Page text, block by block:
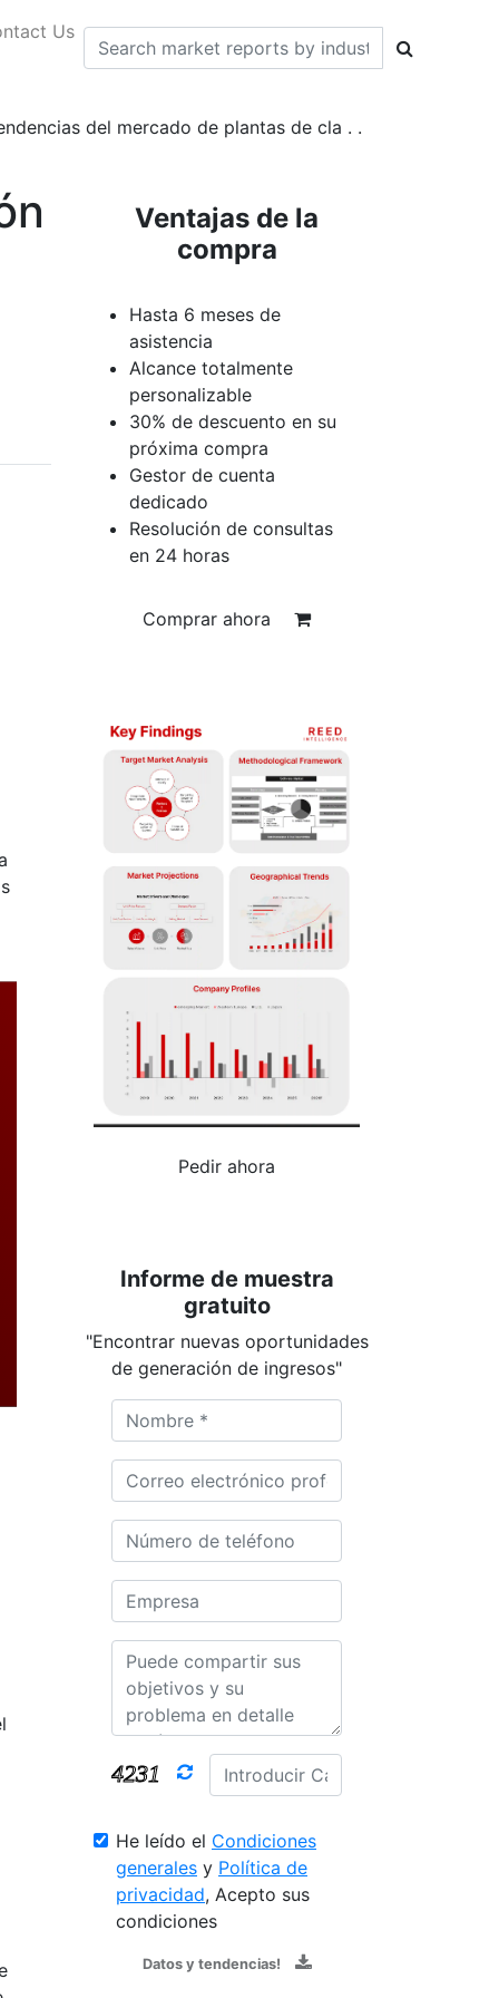
Us
del mercado de plantas de cla . .
Ventajas de la
compra
Hasta 6 meses de
asistencia
Alcance totalmente
personalizable
30% de descuento en su
próxima compra
Gestor de cuenta
dedicado
Resolución de consultas
en 24 horas
Comprar ahora
Pedir ahora
Informe de muestra
gratuito
"Encontrar nuevas oportunidades
de generación de ingresos"
He leído el Condiciones
generales y Política de
privacidad, Acepto sus
condiciones
Datos y tendencias!